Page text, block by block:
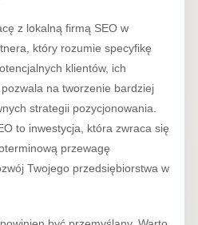
z lokalną firmą SEO w
który rozumie specyfikę
klientów, ich
na tworzenie bardziej
strategii pozycjonowania.
to inwestycja, która zwraca się
przewagę
Twojego przedsiębiorstwa w